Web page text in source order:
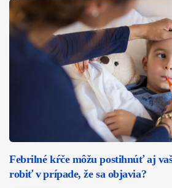
Febrilné kŕče môžu postihnúť aj
robiť v prípade, že sa objavia?